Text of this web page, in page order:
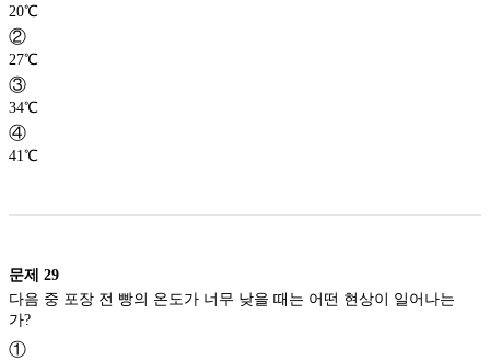
20℃
②
27℃
③
34℃
④
41℃
문제 29
다음 중 포장 전 빵의 온도가 너무 낮을 때는 어떤 현상이 일어나는
가?
①